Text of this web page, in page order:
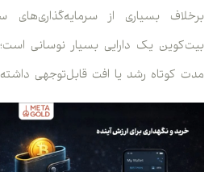
برخلاف بسیاری از
بیت‌کوین یک دارایی بسیار نوسانی
مدت کوتاه رشد یا افت قابل‌توجهی